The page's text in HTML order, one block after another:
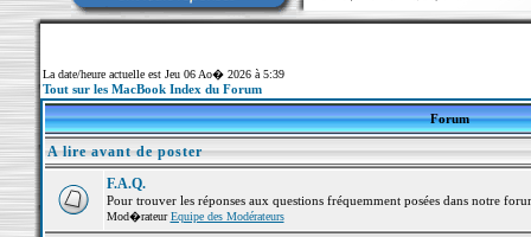
La date/heure actuelle est Jeu 06 Ao� 2026 à 5:39
Tout sur les MacBook Index du Forum
Forum
A lire avant de poster
F.A.Q.
Pour trouver les réponses aux questions fréquemment posées dans notre
Mod�rateurEquipe des Modérateurs